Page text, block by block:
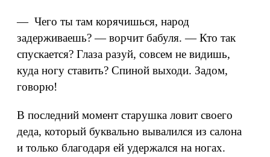
— Чего ты там корячишься, народ
задерживаешь? — ворчит бабуля. — Кто так
спускается? Глаза разуй, совсем не видишь,
куда ногу ставить? Спиной выходи. Задом,
говорю!
В последний момент старушка ловит своего
деда, который буквально вывалился из салона
и только благодаря ей удержался на ногах.